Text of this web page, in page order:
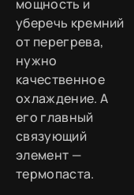
мощность и
уберечь кремний
от перегрева,
нужно
качественное
охлаждение. А
его главный
связующий
элемент —
термопаста.